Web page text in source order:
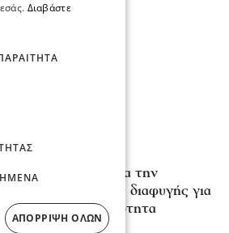
το αίτημα για την
της ρήτρας διαφυγής για
ανθεκτικότητα
Διαβάστε
ΑΠΌΡΡΙΨΗ ΌΛΩΝ